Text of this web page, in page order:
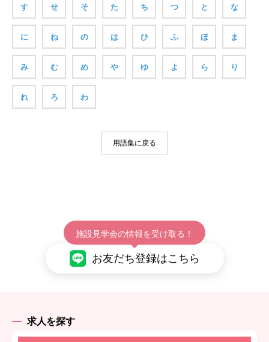
す せ そ た ち つ と な
に ね の は ひ ふ ほ ま
み む め や ゆ よ ら り
れ ろ わ
用語集に戻る
施設見学会の情報を受け取る！
お友だち登録はこちら
求人を探す